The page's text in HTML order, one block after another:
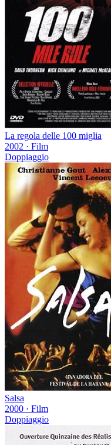
La regola delle 100 miglia
2002 · Film
Doppiaggio
Salsa
2000 · Film
Doppiaggio